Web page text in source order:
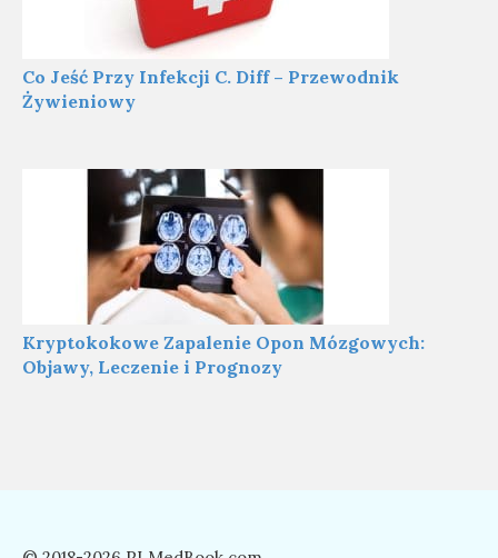
Co Jeść Przy Infekcji C. Diff – Przewodnik
Żywieniowy
Kryptokokowe Zapalenie Opon Mózgowych:
Objawy, Leczenie i Prognozy